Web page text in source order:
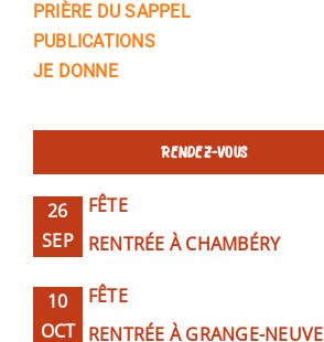
PRIÈRE DU SAPPEL
PUBLICATIONS
JE DONNE
RENDEZ-VOUS
26
SEP
FÊTE
RENTRÉE À CHAMBÉRY
10
OCT
FÊTE
RENTRÉE À GRANGE-NEUVE